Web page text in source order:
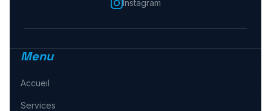
Instagram
Menu
Accueil
Services